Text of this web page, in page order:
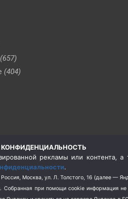
(657)
(404)
рекламы или контента,
.
Москва, ул. Л. Толстого, 16 (далее —
Собранная при помощи cookie информация